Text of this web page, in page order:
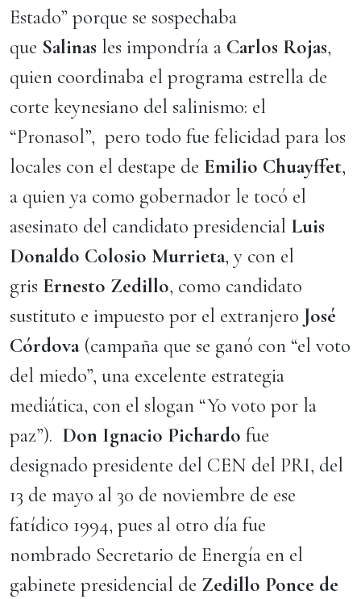
Estado” porque se sospechaba
que Salinas les impondría a Carlos Rojas,
quien coordinaba el programa estrella de
corte keynesiano del salinismo: el
“Pronasol”, pero todo fue felicidad para los
locales con el destape de Emilio Chuayffet,
a quien ya como gobernador le tocó el
asesinato del candidato presidencial Luis
Donaldo Colosio Murrieta, y con el
gris Ernesto Zedillo, como candidato
sustituto e impuesto por el extranjero José
Córdova(campaña que se ganó con “el voto
del miedo”, una excelente estrategia
mediática, con el slogan “Yo voto por la
paz”). Don Ignacio Pichardo fue
designado presidente del CEN del PRI, del
13 de mayo al 30 de noviembre de ese
fatídico 1994, pues al otro día fue
nombrado Secretario de Energía en el
gabinete presidencial de Zedillo Ponce de